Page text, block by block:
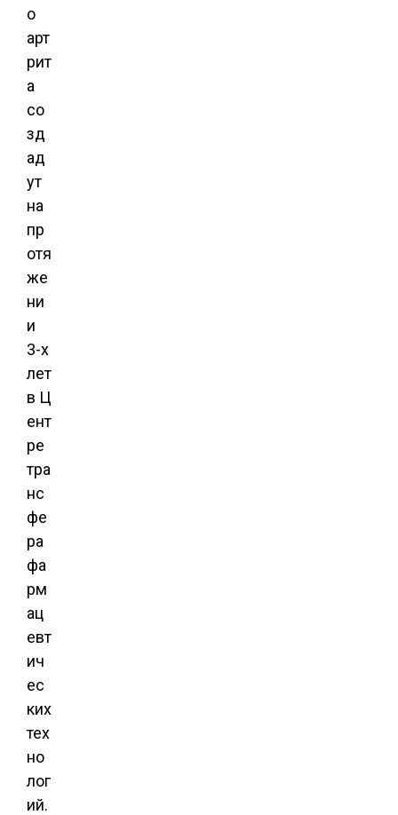
о
арт
рит
а
со
зд
ад
ут
на
пр
отя
же
ни
и
3-х
лет
в Ц
ент
ре
тра
нс
фе
ра
фа
рм
ац
евт
ич
ес
ких
тех
но
лог
ий.